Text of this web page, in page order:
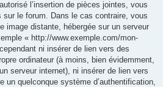
l’insertion de pièces jointes, vous
sur le forum. Dans le cas contraire, vous
image distante, hébergée sur un serveur
« http://www.exemple.com/mon-
ni insérer de lien vers des
ordinateur (à moins, bien évidemment,
serveur internet), ni insérer de lien vers
un quelconque système d’authentification,